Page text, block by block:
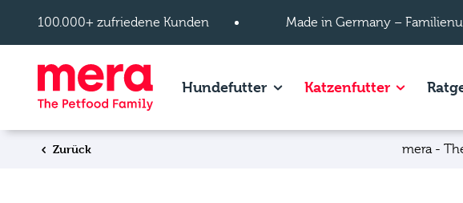
100.000+ zufriedene Kunden
Made in Germany –
HundefutterShow subpages of
KatzenfutterShow
Zurück mera -